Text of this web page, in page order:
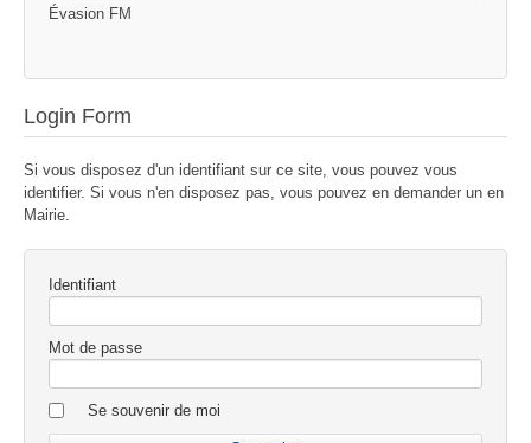
Évasion FM
Login Form
Si vous disposez d'un identifiant sur ce site, vous pouvez vous
identifier. Si vous n'en disposez pas, vous pouvez en demander un en
Mairie.
Identifiant
Mot de passe
Se souvenir de moi